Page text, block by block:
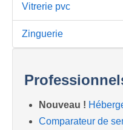
Vitrerie pvc
Zinguerie
Nouveau !
Comparateur de